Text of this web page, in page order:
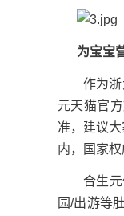
为宝宝营
作为浙大
元天猫官
准，建议
内，国家权
合生元作
园/出游等